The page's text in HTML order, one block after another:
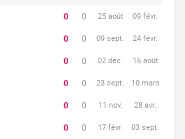
0 0 25 août 09 févr.
0 0 09 sept. 24 févr.
0 0 02 déc. 16 août
0 0 23 sept. 10 mars
0 0 11 nov. 28 avr.
0 0 17 févr. 03 sept.